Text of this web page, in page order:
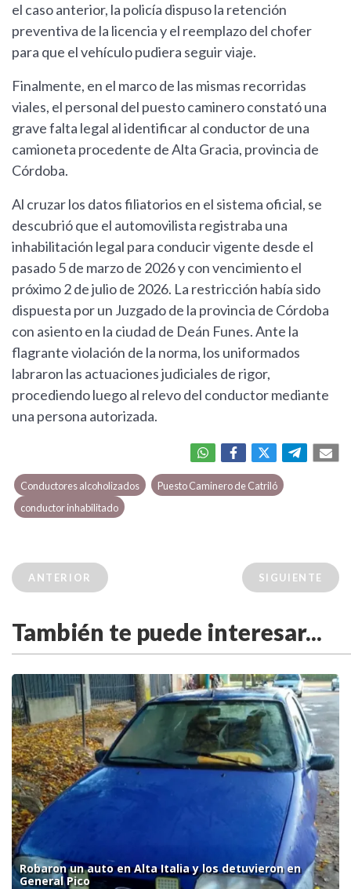
el caso anterior, la policía dispuso la retención
preventiva de la licencia y el reemplazo del chofer
para que el vehículo pudiera seguir viaje.
Finalmente, en el marco de las mismas recorridas
viales, el personal del puesto caminero constató una
grave falta legal al identificar al conductor de una
camioneta procedente de Alta Gracia, provincia de
Córdoba.
Al cruzar los datos filiatorios en el sistema oficial, se
descubrió que el automovilista registraba una
inhabilitación legal para conducir vigente desde el
pasado 5 de marzo de 2026 y con vencimiento el
próximo 2 de julio de 2026. La restricción había sido
dispuesta por un Juzgado de la provincia de Córdoba
con asiento en la ciudad de Deán Funes. Ante la
flagrante violación de la norma, los uniformados
labraron las actuaciones judiciales de rigor,
procediendo luego al relevo del conductor mediante
una persona autorizada.
Conductores alcoholizados
Puesto Caminero de Catriló
conductor inhabilitado
ANTERIOR SIGUIENTE
También te puede interesar...
Robaron un auto en Alta Italia y los detuvieron en
General Pico